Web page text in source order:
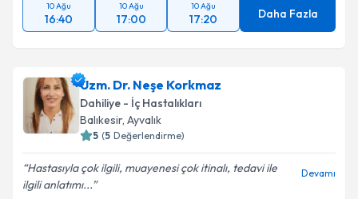
Takvim Talebini Gönder
10 Ağu
16:40
10 Ağu
17:00
10 Ağu
17:20 Daha Fazla
Uzm. Dr. Neşe Korkmaz
Dahiliye - İç Hastalıkları
Balıkesir, Ayvalık
5 (5 Değerlendirme)
Hastasıyla çok ilgili, muayenesi çok itinalı, tedavi ile
ilgili anlatımı...
Devamı